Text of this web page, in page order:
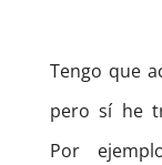
Tengo que
pero sí he
Por